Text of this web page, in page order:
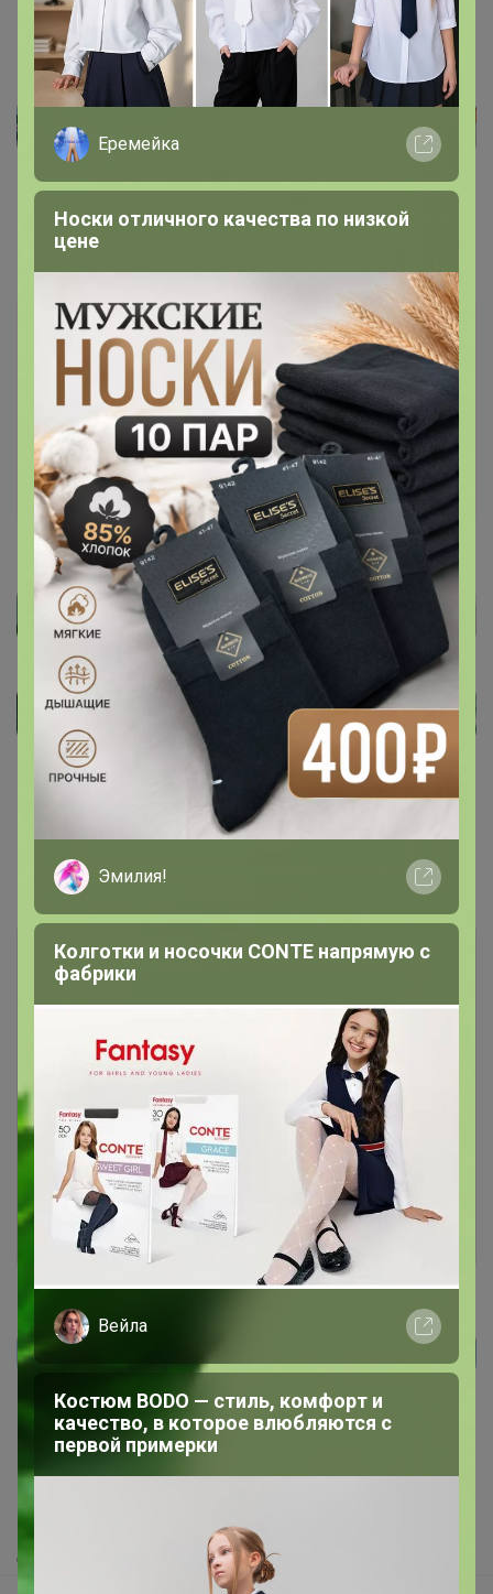
Каталог
Палантины, шарфы ОСЕНЬ - ЗИМА
Показаны записи
Чтобы ответить или задать вопрос
необходимо авторизоваться на сайте
Это займет меньше минуты
Войти Зарегистрироваться
Реклама
Как здесь все устроено?
Как сделать заказ?
Как получить?
Доставка
Еремейка
Носки отличного качества по низкой
цене
Эмилия!
Колготки и носочки CONTE напрямую с
фабрики
Вейла
Костюм BODO — стиль, комфорт и
качество, в которое влюбляются с
первой примерки